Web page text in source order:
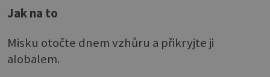
Jak na to
Misku otočte dnem vzhůru a přikryjte ji
alobalem.